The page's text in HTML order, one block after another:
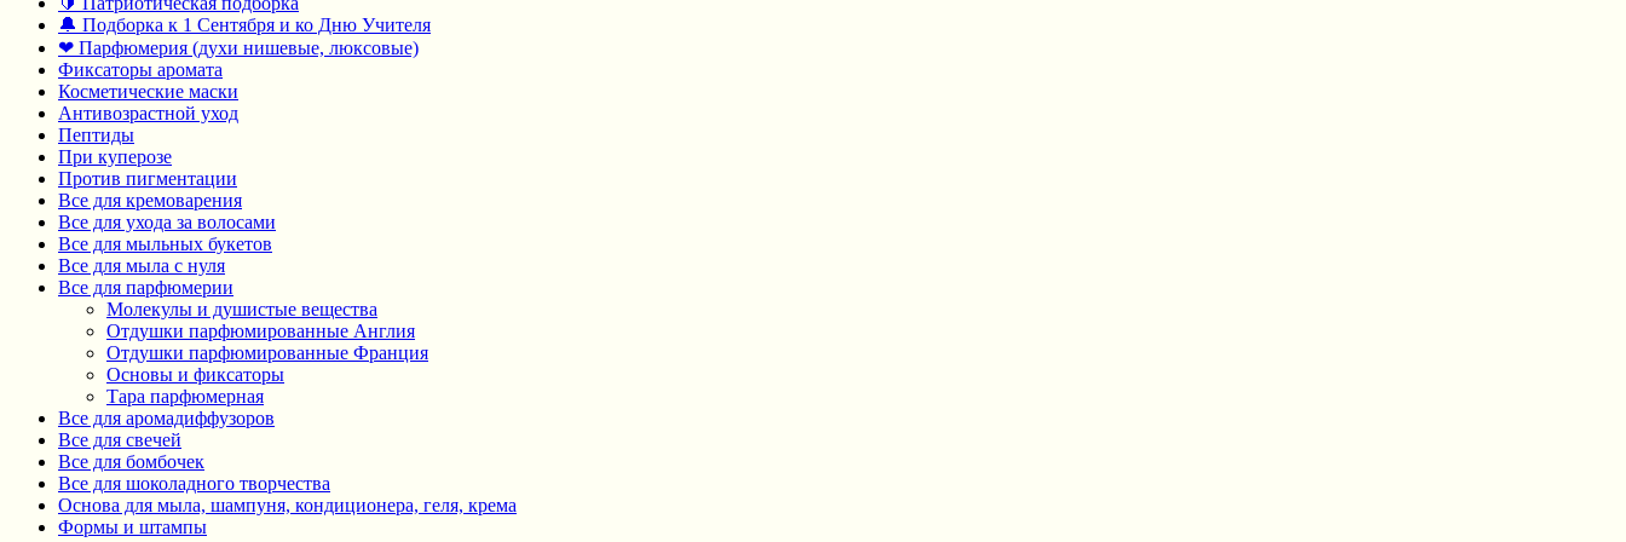
🔔 Подборка к 1 Сентября и ко Дню Учителя
❤ Парфюмерия (духи нишевые, люксовые)
Фиксаторы аромата
Косметические маски
Антивозрастной уход
Пептиды
При куперозе
Против пигментации
Все для кремоварения
Все для ухода за волосами
Все для мыльных букетов
Все для мыла с нуля
Все для парфюмерии
Молекулы и душистые вещества
Отдушки парфюмированные Англия
Отдушки парфюмированные Франция
Основы и фиксаторы
Тара парфюмерная
Все для аромадиффузоров
Все для свечей
Все для бомбочек
Все для шоколадного творчества
Основа для мыла, шампуня, кондиционера, геля, крема
Формы и штампы